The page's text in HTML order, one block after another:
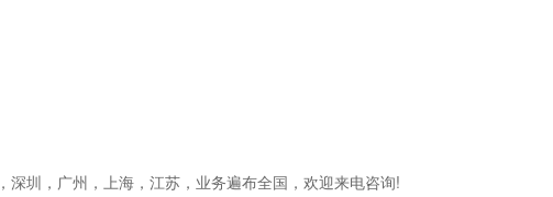
深圳，广州，上海，江苏，业务遍布全国，欢迎来电咨询!